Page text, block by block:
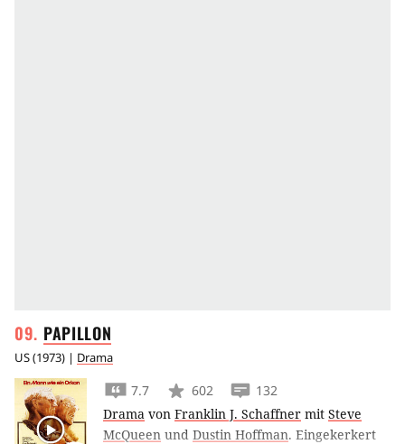
PAPILLON
US(1973) | Drama
7.7 602
132
Drama von Franklin J. Schaffner mit Steve
McQueen und Dustin Hoffman. Eingekerkert